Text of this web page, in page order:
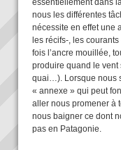
essentiellement dans
nous les différentes
nécessite en effet une
les récifs-, les
fois l’ancre mouillée,
produire quand le vent
quai…). Lorsque nous
« annexe » qui peut
aller nous promener à
nous baigner ce dont
pas en Patagonie.